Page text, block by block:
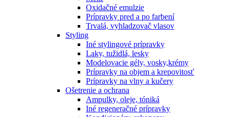
Oxidačné emulzie
Prípravky pred a po farbení
Trvalá, vyhladzovač vlasov
Styling
Iné stylingové prípravky
Laky, tužidlá, lesky
Modelovacie gély, vosky,krémy
Prípravky na objem a krepovitosť
Prípravky na vlny a kučery
Ošetrenie a ochrana
Ampulky, oleje, tóniká
Iné regeneračné prípravky